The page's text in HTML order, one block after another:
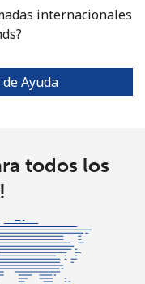
internacionales
Ayuda
todos los